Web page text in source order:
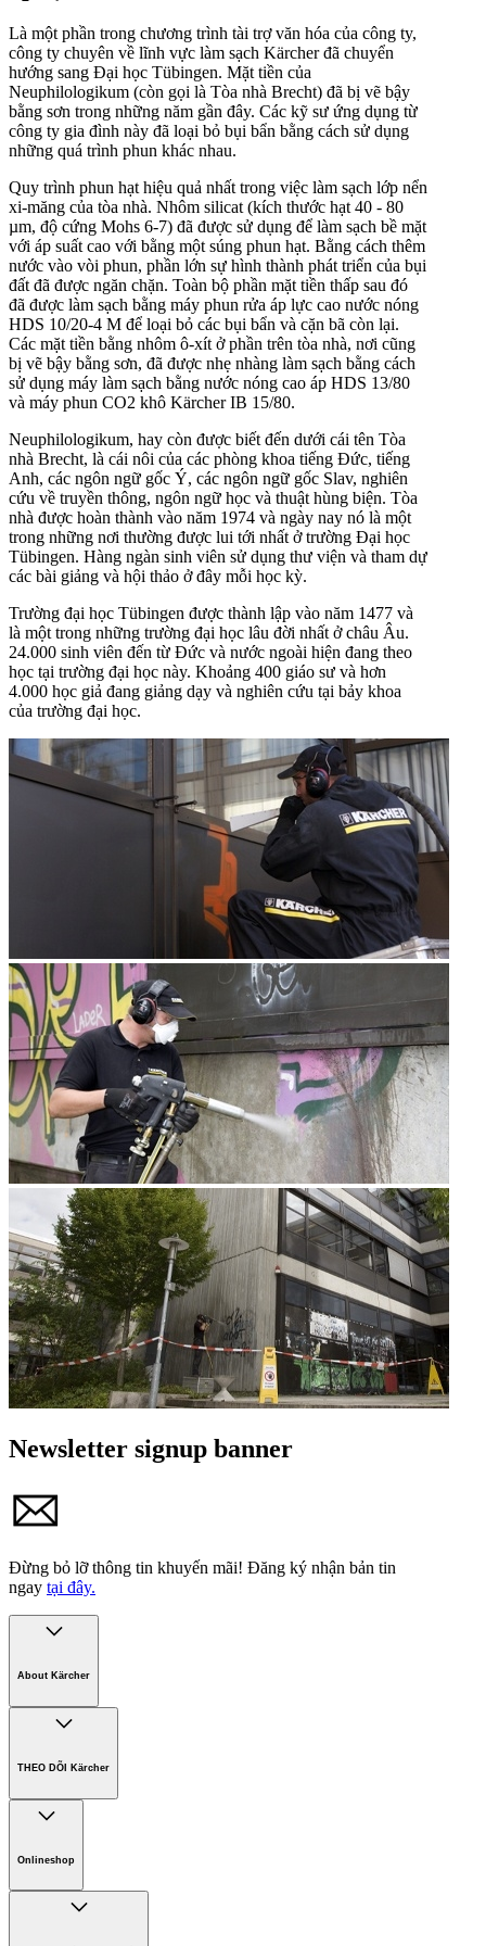
Là một phần trong chương trình tài trợ văn hóa của công ty,
công ty chuyên về lĩnh vực làm sạch Kärcher đã chuyển
hướng sang Đại học Tübingen. Mặt tiền của
Neuphilologikum (còn gọi là Tòa nhà Brecht) đã bị vẽ bậy
bằng sơn trong những năm gần đây. Các kỹ sư ứng dụng từ
công ty gia đình này đã loại bỏ bụi bẩn bằng cách sử dụng
những quá trình phun khác nhau.
Quy trình phun hạt hiệu quả nhất trong việc làm sạch lớp nển
xi-măng của tòa nhà. Nhôm silicat (kích thước hạt 40 - 80
µm, độ cứng Mohs 6-7) đã được sử dụng để làm sạch bề mặt
với áp suất cao với bằng một súng phun hạt. Bằng cách thêm
nước vào vòi phun, phần lớn sự hình thành phát triển của bụi
đất đã được ngăn chặn. Toàn bộ phần mặt tiền thấp sau đó
đã được làm sạch bằng máy phun rửa áp lực cao nước nóng
HDS 10/20-4 M để loại bỏ các bụi bẩn và cặn bã còn lại.
Các mặt tiền bằng nhôm ô-xít ở phần trên tòa nhà, nơi cũng
bị vẽ bậy bằng sơn, đã được nhẹ nhàng làm sạch bằng cách
sử dụng máy làm sạch bằng nước nóng cao áp HDS 13/80
và máy phun CO2 khô Kärcher IB 15/80.
Neuphilologikum, hay còn được biết đến dưới cái tên Tòa
nhà Brecht, là cái nôi của các phòng khoa tiếng Đức, tiếng
Anh, các ngôn ngữ gốc Ý, các ngôn ngữ gốc Slav, nghiên
cứu về truyền thông, ngôn ngữ học và thuật hùng biện. Tòa
nhà được hoàn thành vào năm 1974 và ngày nay nó là một
trong những nơi thường được lui tới nhất ở trường Đại học
Tübingen. Hàng ngàn sinh viên sử dụng thư viện và tham dự
các bài giảng và hội thảo ở đây mỗi học kỳ.
Trường đại học Tübingen được thành lập vào năm 1477 và
là một trong những trường đại học lâu đời nhất ở châu Âu.
24.000 sinh viên đến từ Đức và nước ngoài hiện đang theo
học tại trường đại học này. Khoảng 400 giáo sư và hơn
4.000 học giả đang giảng dạy và nghiên cứu tại bảy khoa
của trường đại học.
Newsletter signup banner
Đừng bỏ lỡ thông tin khuyến mãi! Đăng ký nhận bản tin
ngay tại đây.
About Kärcher
Công ty Karcher
Tuyển dụng
Phát triển bền vững
Chính sách bảo hành các sản phẩm
THEO DÕI Kärcher
Onlineshop
Phương thức thanh toán